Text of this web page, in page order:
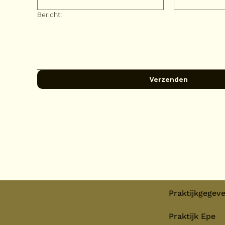
Bericht:
Verzenden
Praktijk Epe